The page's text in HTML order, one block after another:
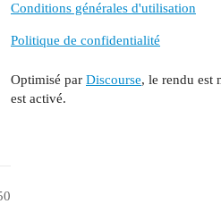
Conditions générales d'utilisation
Politique de confidentialité
Optimisé par Discourse, le rendu est
est activé.